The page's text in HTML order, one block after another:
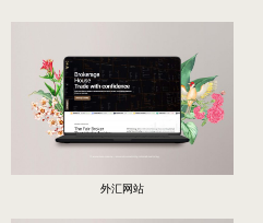
外汇网站